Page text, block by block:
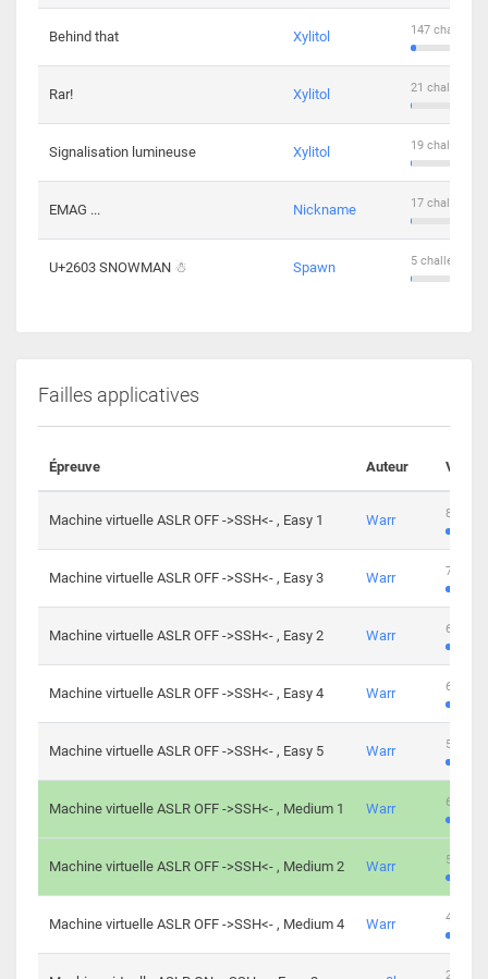
Behind that Xylitol 147
Rar! Xylitol 21
Signalisation lumineuse Xylitol 19
EMAG ... Nickname 17
U+2603 SNOWMAN ☃ Spawn 5 challengers
Failles applicatives
Épreuve Auteur
Machine virtuelle ASLR OFF ->SSH<- , Easy 1 Warr 801
Machine virtuelle ASLR OFF ->SSH<- , Easy 3 Warr 746
Machine virtuelle ASLR OFF ->SSH<- , Easy 2 Warr 681
Machine virtuelle ASLR OFF ->SSH<- , Easy 4 Warr 645
Machine virtuelle ASLR OFF ->SSH<- , Easy 5 Warr 561
Machine virtuelle ASLR OFF ->SSH<- , Medium 1 Warr 605
Machine virtuelle ASLR OFF ->SSH<- , Medium 2 Warr 509
Machine virtuelle ASLR OFF ->SSH<- , Medium 4 Warr 413
247